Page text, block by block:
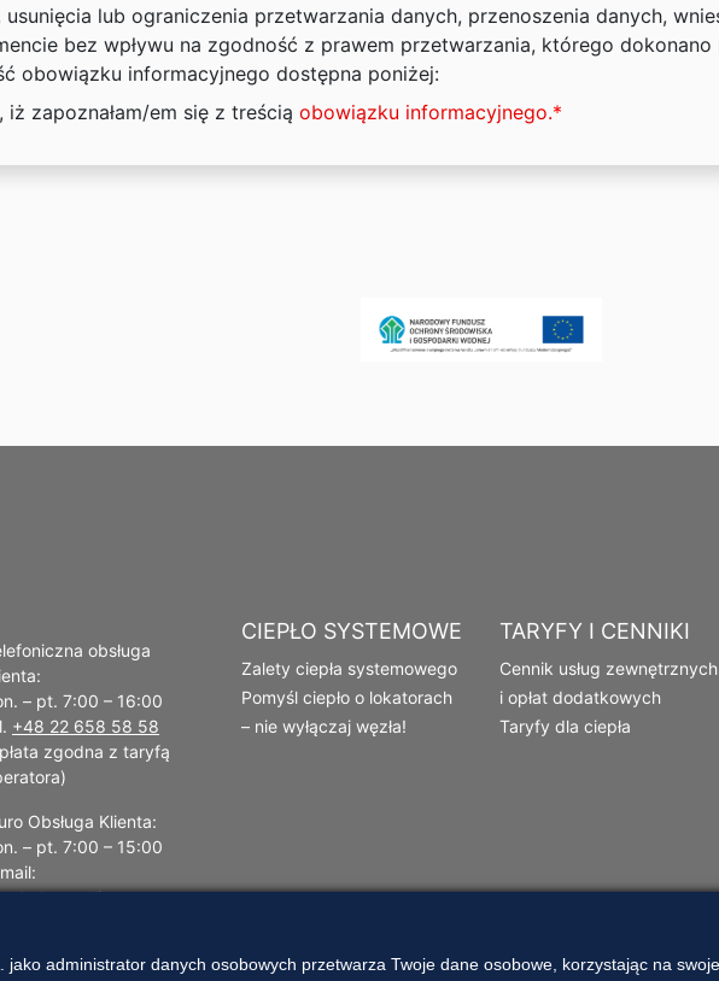
lub ograniczenia przetwarzania danych, przenoszenia danych,
bez wpływu na zgodność z prawem przetwarzania, którego
obowiązku informacyjnego dostępna poniżej:
iż zapoznałam/em się z treścią obowiązku informacyjnego.*
obsługa
– pt. 7:00 – 16:00
+48 22 658 58 58
zgodna z taryfą
Obsługa Klienta:
– pt. 7:00 – 15:00
obsługa
CIEPŁO SYSTEMOWE
Zalety ciepła systemowego
Pomyśl ciepło o lokatorach
– nie wyłączaj węzła!
TARYFY I CENNIKI
Cennik usług zewnętrznych
i opłat dodatkowych
Taryfy dla ciepła
jako administrator danych osobowych przetwarza Twoje dane osobowe, korzystając na